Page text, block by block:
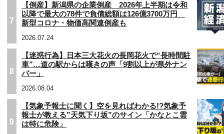
7
【倒産】新潟県の企業倒産 2026年上半期は令和
以降で最大の78件で負債総額は126億3700万円
新型コロナ・物価高関連倒産も
2026.07.24
8
【迷惑行為】日本三大花火の長岡花火で“長時間駐
車”…道の駅からは嘆きの声「9割以上が県外ナン
バー」
2026.08.04
9
【気象予報士に聞く】空を見ればわかる!?気象予
報士が教える”天気下り坂”のサイン「かなとこ雲
は特に危険」